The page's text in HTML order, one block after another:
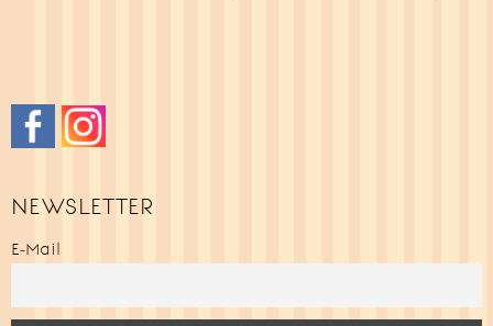
NEWSLETTER
E-Mail